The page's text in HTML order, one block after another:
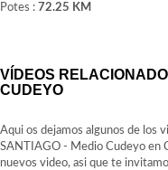
Potes : 72.25 KM
VÍDEOS
CUDEYO
Aqui os dejamos algunos de los
SANTIAGO - Medio Cudeyo en
nuevos video, asi que te